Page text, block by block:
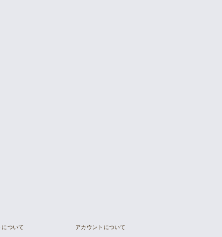
について アカウントについて